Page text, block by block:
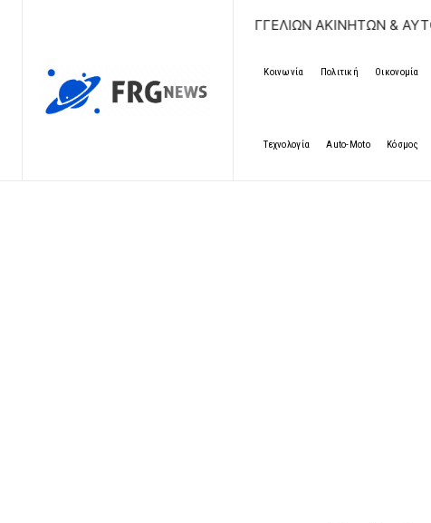
ΔΩΡΕΑΝ ΚΑΤΑΧΩΡΗΣΗ ΑΓΓΕΛΙΩΝ ΑΚΙΝΗΤΩΝ &
Κοινωνία Πολιτική Οικονομία
Τεχνολογία Auto-Moto Κόσμος